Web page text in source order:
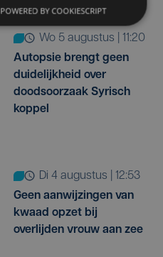
wo 5 augustus | 11:20
Autopsie brengt geen
duidelijkheid over
doodsoorzaak Syrisch
koppel
di 4 augustus | 12:53
Geen aanwijzingen van
kwaad opzet bij
overlijden vrouw aan zee
POWERED BY COOKIESCRIPT